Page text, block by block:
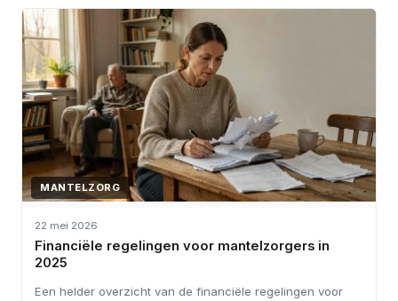
MANTELZORG
22 mei 2026
Financiële regelingen voor mantelzorgers in
2025
Een helder overzicht van de financiële regelingen voor